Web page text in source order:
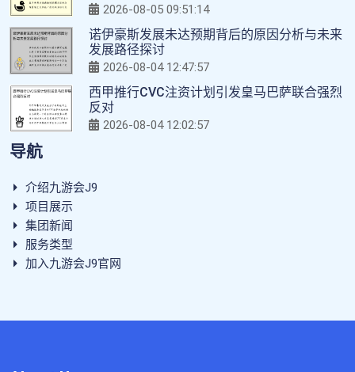
2026-08-05 09:51:14
诺伊豪斯发展未达预期背后的原因分析与未来
发展路径探讨
2026-08-04 12:47:57
西甲推行CVC注资计划引发皇马巴萨联合强烈
反对
2026-08-04 12:02:57
导航
介绍九游会J9
项目展示
集团新闻
服务类型
加入九游会J9官网